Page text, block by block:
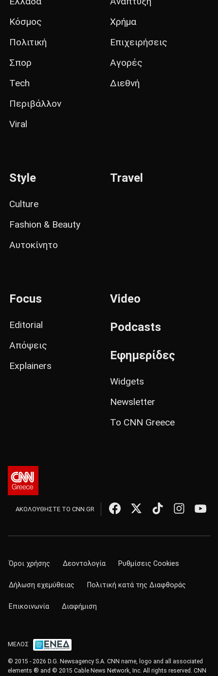
Κόσμος
Πολιτική
Σπορ
Tech
Περιβάλλον
Viral
Χρήμα
Επιχειρήσεις
Αγορές
Διεθνή
Style
Culture
Fashion & Beauty
Αυτοκίνητο
Travel
Focus
Editorial
Απόψεις
Explainers
Video
Podcasts
Εφημερίδες
Widgets
Newsletter
Το CNN Greece
ΑΚΟΛΟΥΘΗΣΤΕ ΤΟ CNN.GR
Όροι χρήσης Δεοντολογία Ρυθμίσεις Cookies
Δήλωση εχεμύθειας Πολιτική κατά της Διαφθοράς
Επικοινωνία Διαφήμιση
ΜΕΛΟΣ
© 2015 - 2026 D.G. Newsagency S.A. CNN name, logo and all associated
elements ® and © 2015 Cable News Network, Inc. All rights reserved. CNN